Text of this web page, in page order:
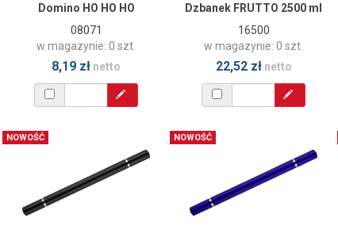
Domino HO HO HO
08071
w magazynie: 0 szt.
8,19 zł netto
Dzbanek FRUTTO 2500 ml
16500
w magazynie: 0 szt.
22,52 złnetto
NOWOŚĆ NOWOŚĆ